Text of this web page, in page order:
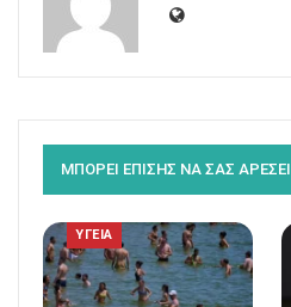
ΜΠΟΡΕΙ ΕΠΙΣΗΣ ΝΑ ΣΑΣ ΑΡΕΣΕΙ
ΥΓΕΙΑ